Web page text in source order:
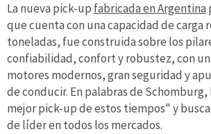
La nueva pick-up fabricada en Argentina
que cuenta con una capacidad de carga
toneladas, fue construida sobre los
confiabilidad, confort y robustez, con
motores modernos, gran seguridad y
de conducir. En palabras de Schomburg,
mejor pick-up de estos tiempos" y
de líder en todos los mercados.